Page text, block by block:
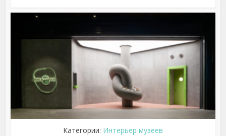
Категории: Интерьер музеев